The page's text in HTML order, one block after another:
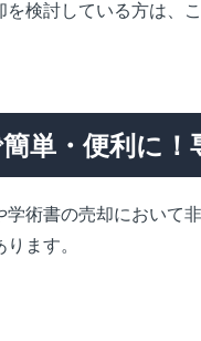
検討している方は、
単・便利に！
術書の売却において
ます。